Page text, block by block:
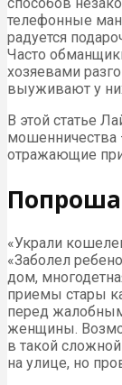
телефонные
радуется
Часто
хозяевами
выуживают у
В этой статье
мошенничества
отражающие
«Украли
«Заболел
дом,
приемы стары
перед
женщины.
в такой
на улице, но